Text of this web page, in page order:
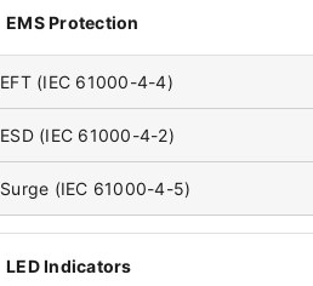
EMS Protection
EFT (IEC 61000-4-4)
ESD (IEC 61000-4-2)
Surge (IEC 61000-4-5)
LED Indicators